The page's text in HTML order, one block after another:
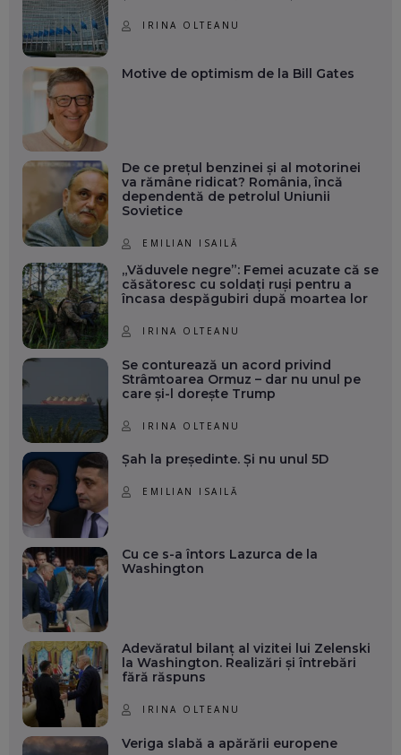
IRINA OLTEANU
Motive de optimism de la Bill Gates
De ce prețul benzinei și al motorinei
va rămâne ridicat? România, încă
dependentă de petrolul Uniunii
Sovietice
EMILIAN ISAILĂ
„Văduvele negre”: Femei acuzate că se
căsătoresc cu soldați ruși pentru a
încasa despăgubiri după moartea lor
IRINA OLTEANU
Se conturează un acord privind
Strâmtoarea Ormuz – dar nu unul pe
care și-l dorește Trump
IRINA OLTEANU
Șah la președinte. Și nu unul 5D
EMILIAN ISAILĂ
Cu ce s-a întors Lazurca de la
Washington
Adevăratul bilanț al vizitei lui Zelenski
la Washington. Realizări și întrebări
fără răspuns
IRINA OLTEANU
Veriga slabă a apărării europene